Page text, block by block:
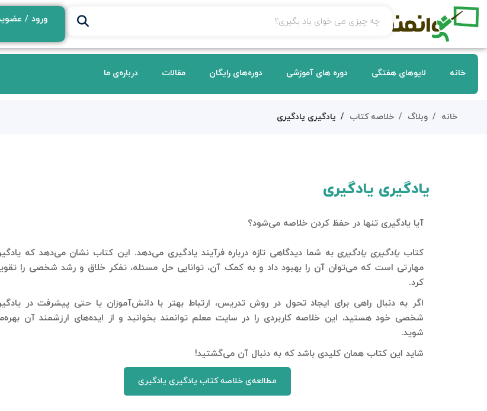
ورود /
خانه لایوهای هفتگی دوره های آموزشی دوره‌های رایگان مقالات درباره‌ی ما
خانه وبلاگ خلاصه کتاب یادگیری یادگیری
یادگیری یادگیری
آیا یادگیری تنها در حفظ کردن خلاصه می‌شود؟
کتابیادگیری یادگیریبه شما دیدگاهی تازه درباره فرآیند یادگیری می‌دهد. این کتاب نشان می‌دهد که
مهارتی است که می‌توان آن را بهبود داد و به کمک آن، توانایی حل مسئله، تفکر خلاق و رشد شخصی را
کرد.
اگر به دنبال راهی برای ایجاد تحول در روش تدریس، ارتباط بهتر با دانش‌آموزان یا حتی پیشرفت در
شخصی خود هستید، این خلاصه کاربردی را در سایت معلم توانمند بخوانید و از ایده‌های ارزشمند آن
شوید.
شاید این کتاب همان کلیدی باشد که به دنبال آن می‌گشتید!
مطالعه‌ی خلاصه کتاب یادگیری یادگیری